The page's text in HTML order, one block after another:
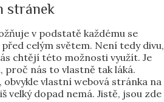
stránek
v podstatě každému se
celým světem. Není tedy divu,
chtějí této možnosti využít. Je
proč nás to vlastně tak láká.
obvykle vlastní webová stránka na
velký dopad nemá. Jistě, jsou zde